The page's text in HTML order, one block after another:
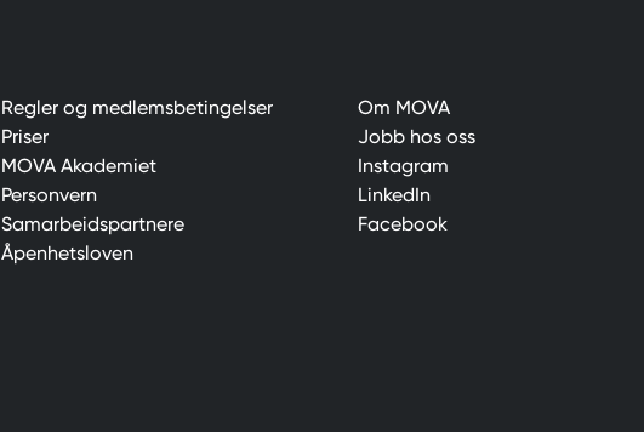
Regler og medlemsbetingelser
Priser
MOVA Akademiet
Personvern
Samarbeidspartnere
Åpenhetsloven
Om MOVA
Jobb hos oss
Instagram
LinkedIn
Facebook